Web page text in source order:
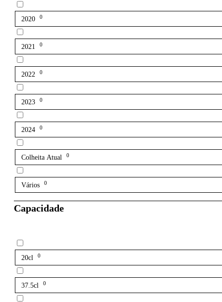
2020 0
2021 0
2022 0
2023 0
2024 0
Colheita Atual 0
Vários 0
Capacidade
20cl 0
37.5cl 0